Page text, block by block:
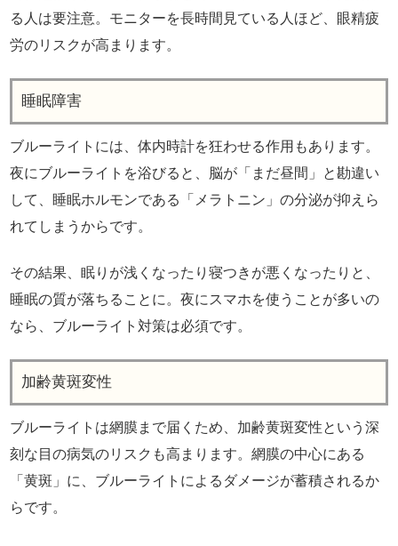
る人は要注意。モニターを長時間見ている人ほど、眼精疲
労のリスクが高まります。
睡眠障害
ブルーライトには、体内時計を狂わせる作用もあります。
夜にブルーライトを浴びると、脳が「まだ昼間」と勘違い
して、睡眠ホルモンである「メラトニン」の分泌が抑えら
れてしまうからです。
その結果、眠りが浅くなったり寝つきが悪くなったりと、
睡眠の質が落ちることに。夜にスマホを使うことが多いの
なら、ブルーライト対策は必須です。
加齢黄斑変性
ブルーライトは網膜まで届くため、加齢黄斑変性という深
刻な目の病気のリスクも高まります。網膜の中心にある
「黄斑」に、ブルーライトによるダメージが蓄積されるか
らです。